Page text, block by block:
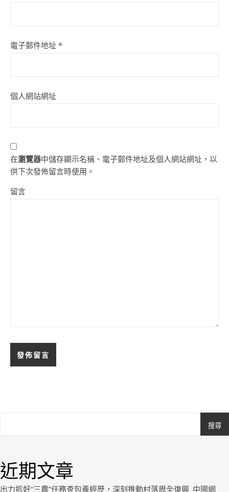
電子郵件地址 *
個人網站網址
在瀏覽器中儲存顯示名稱、電子郵件地址及個人網站網址，以
供下次發佈留言時使用。
留言
搜尋
近期文章
出力抓好“三農”任務查包養經歷，深刻推動村落周全復興_中國網
Royal.